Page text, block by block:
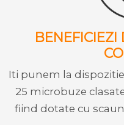
BENEFICIEZI
Iti punem la
25 microbuze
fiind dotate cu